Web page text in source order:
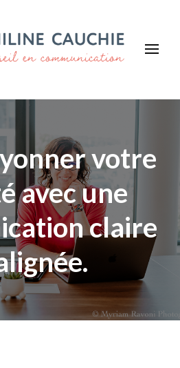
!
votre
avec une
claire